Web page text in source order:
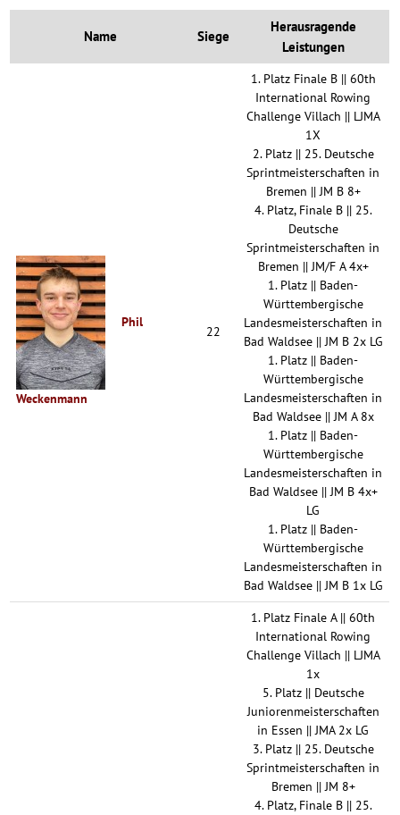
Name Siege
Herausragende
Leistungen
Phil
Weckenmann
22
1. Platz Finale B || 60th
International Rowing
Challenge Villach || LJMA
1X
2. Platz || 25. Deutsche
Sprintmeisterschaften in
Bremen || JM B 8+
4. Platz, Finale B || 25.
Deutsche
Sprintmeisterschaften in
Bremen || JM/F A 4x+
1. Platz || Baden-
Württembergische
Landesmeisterschaften in
Bad Waldsee || JM B 2x LG
1. Platz || Baden-
Württembergische
Landesmeisterschaften in
Bad Waldsee || JM A 8x
1. Platz || Baden-
Württembergische
Landesmeisterschaften in
Bad Waldsee || JM B 4x+
LG
1. Platz || Baden-
Württembergische
Landesmeisterschaften in
Bad Waldsee || JM B 1x LG
1. Platz Finale A || 60th
International Rowing
Challenge Villach || LJMA
1x
5. Platz || Deutsche
Juniorenmeisterschaften
in Essen || JMA 2x LG
3. Platz || 25. Deutsche
Sprintmeisterschaften in
Bremen || JM 8+
4. Platz, Finale B || 25.